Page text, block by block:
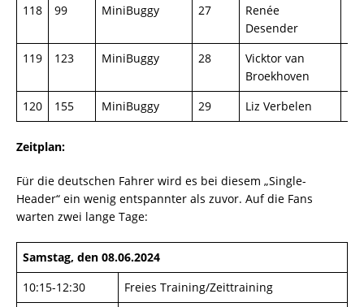
118
99 MiniBuggy 27
Renée
Desender
119 123 MiniBuggy 28
Vicktor van
Broekhoven
120 155 MiniBuggy 29 Liz Verbelen
Zeitplan:
Für die deutschen Fahrer wird es bei diesem „Single-
Header“ ein wenig entspannter als zuvor. Auf die Fans
warten zwei lange Tage:
Samstag, den 08.06.2024
10:15-12:30
Freies Training/Zeittraining